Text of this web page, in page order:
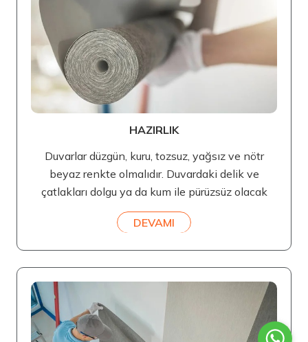
HAZIRLIK
Duvarlar düzgün, kuru, tozsuz, yağsız ve nötr
beyaz renkte olmalıdır. Duvardaki delik ve
çatlakları dolgu ya da kum ile pürüzsüz olacak
DEVAMI